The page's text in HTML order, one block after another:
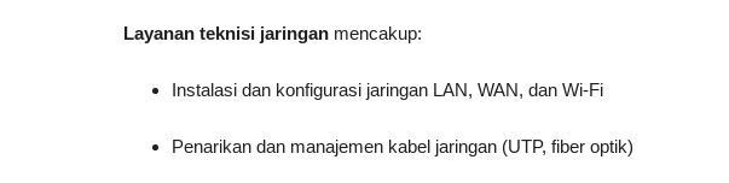
Layanan teknisi jaringan mencakup:
Instalasi dan konfigurasi jaringan LAN, WAN, dan Wi-Fi
Penarikan dan manajemen kabel jaringan (UTP, fiber optik)